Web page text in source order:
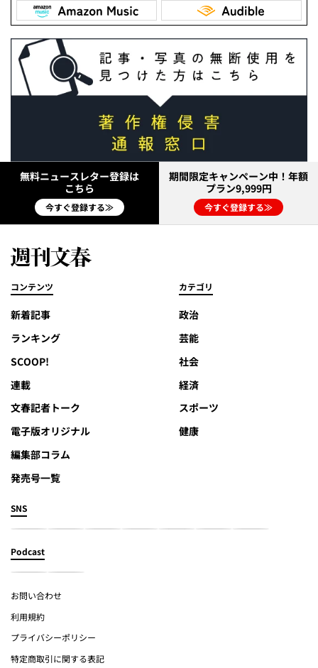
無料ニュースレター登録は
こちら
今すぐ登録する≫
期間限定キャンペーン中！年額
プラン9,999円
今すぐ登録する≫
コンテンツ
新着記事
ランキング
SCOOP!
連載
文春記者トーク
電子版オリジナル
編集部コラム
発売号一覧
カテゴリ
政治
芸能
社会
経済
スポーツ
健康
SNS
Podcast
お問い合わせ
利用規約
プライバシーポリシー
特定商取引に関する表記